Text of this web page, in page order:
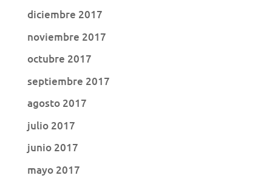
diciembre 2017
noviembre 2017
octubre 2017
septiembre 2017
agosto 2017
julio 2017
junio 2017
mayo 2017